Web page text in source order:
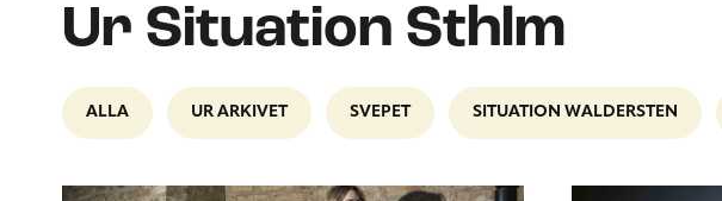
Ur Situation Sthlm
ALLA UR ARKIVET SVEPET SITUATION WALDERSTEN